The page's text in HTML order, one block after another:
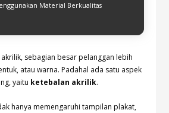
Material Berkualitas
sebagian besar pelanggan lebih
atau warna. Padahal ada satu aspek
yaitu ketebalan akrilik.
hanya memengaruhi tampilan plakat,